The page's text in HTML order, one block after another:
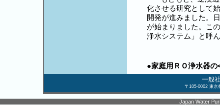
化させる研究として
開発が進みました。
が始まりました。こ
浄水システム」と呼
●家庭用ＲＯ浄水器
一般
〒105-0002 東京
Japan Water